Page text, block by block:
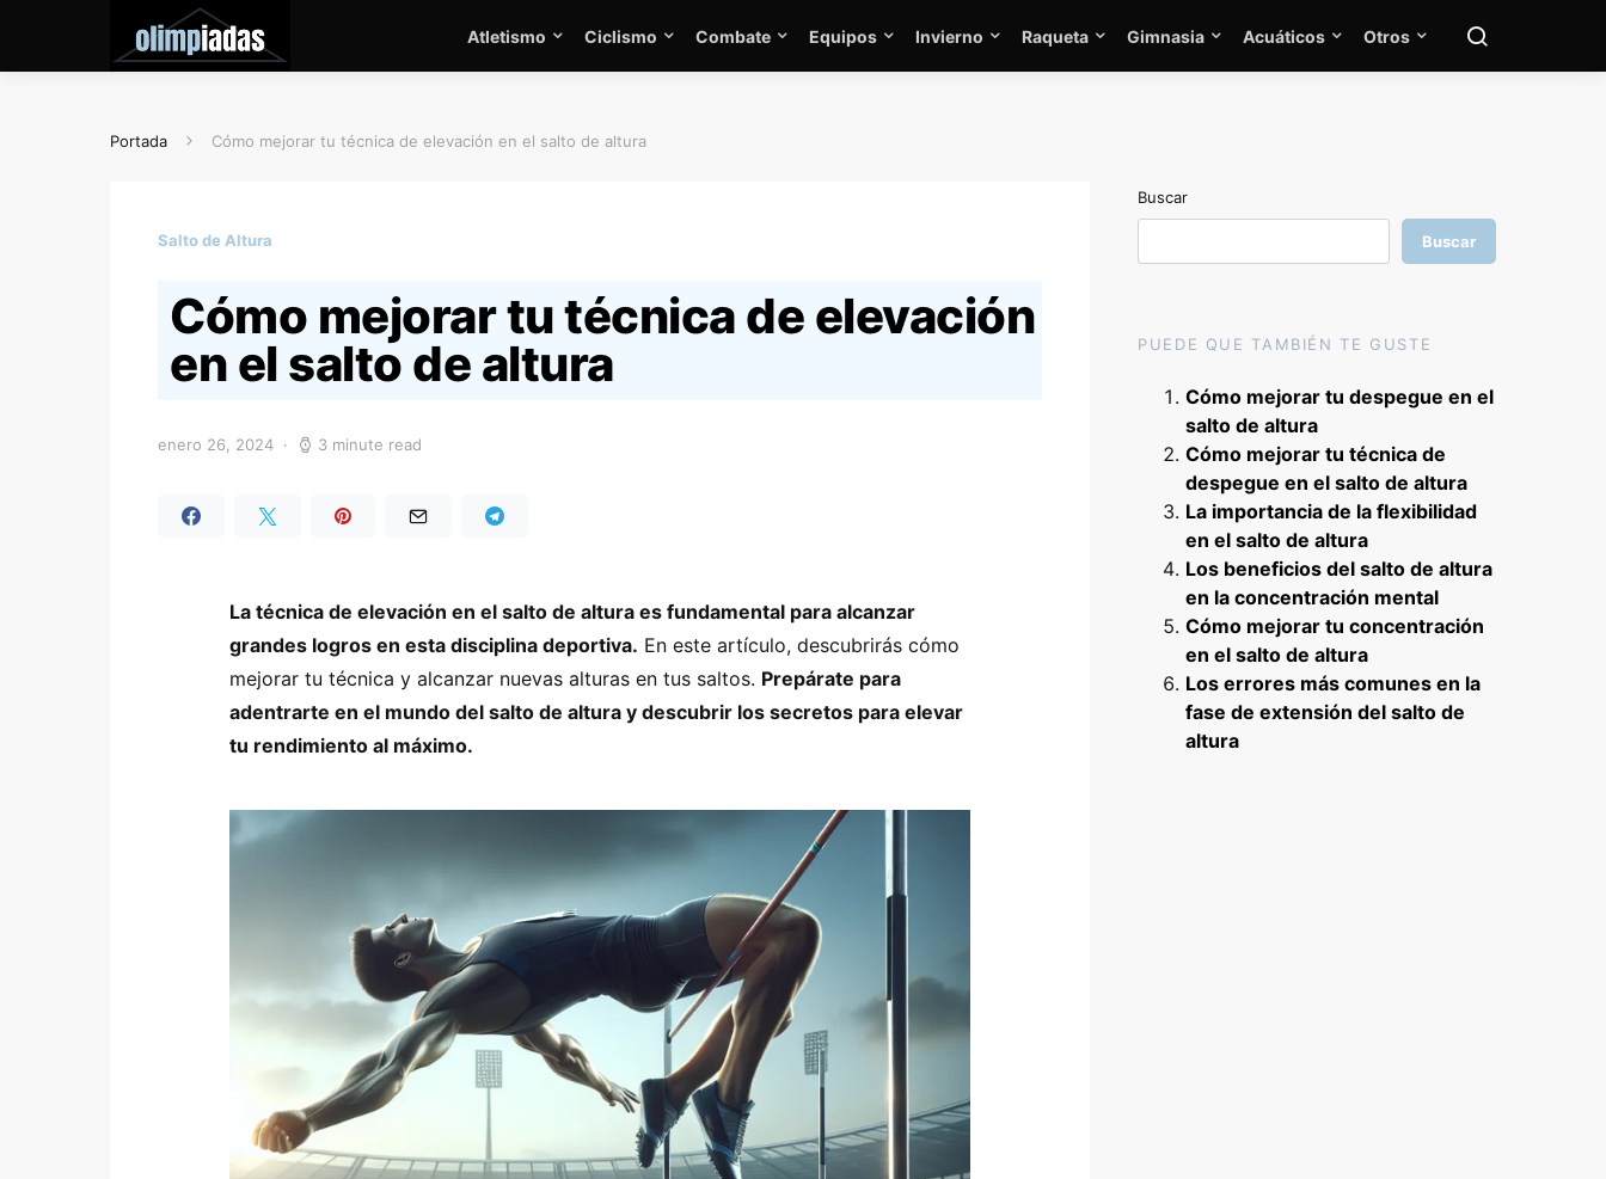
Atletismo Ciclismo Combate Equipos Invierno Raqueta Gimnasia Acuáticos Otros
Portada Cómo mejorar tu técnica de elevación en el salto de altura
Salto de Altura
Cómo mejorar tu técnica de elevación
en el salto de altura
enero 26, 2024 3 minute read
La técnica de elevación en el salto de altura es fundamental para alcanzar
grandes logros en esta disciplina deportiva. En este artículo, descubrirás cómo
mejorar tu técnica y alcanzar nuevas alturas en tus saltos. Prepárate para
adentrarte en el mundo del salto de altura y descubrir los secretos para elevar
tu rendimiento al máximo.
Buscar
Buscar
PUEDE QUE TAMBIÉN TE GUSTE
Cómo mejorar tu despegue en el
salto de altura
Cómo mejorar tu técnica de
despegue en el salto de altura
La importancia de la flexibilidad
en el salto de altura
Los beneficios del salto de altura
en la concentración mental
Cómo mejorar tu concentración
en el salto de altura
Los errores más comunes en la
fase de extensión del salto de
altura